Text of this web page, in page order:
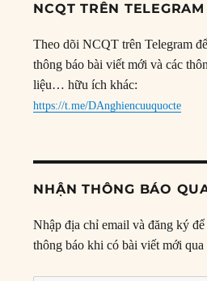
NCQT TRÊN TELEGRAM
Theo dõi NCQT trên Telegram
thông báo bài viết mới và các
liệu… hữu ích khác:
https://t.me/DAnghiencuuquocte
NHẬN THÔNG BÁO
Nhập địa chỉ email và đăng ký
thông báo khi có bài viết mới qua